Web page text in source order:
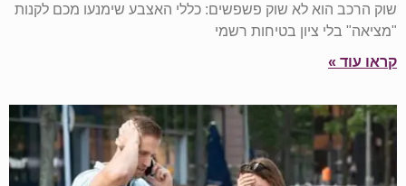
שוק הרכב הוא לא שוק פשפשים: כללי האצבע שימנעו מכם לקנות
"מציאה" בלי ציון בטיחות רשמי
קראו עוד »